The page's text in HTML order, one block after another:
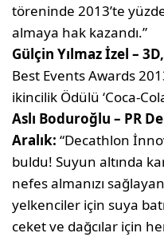
töreninde 2013’te
almaya hak kazandı.”
Gülçin Yılmaz İzel –
Best Events Awards
ikincilik Ödülü ‘Coca-
Aslı Boduroğlu – PR
‎Aralık: “Decathlon
buldu! Suyun altında
nefes almanızı
yelkenciler için suya
ceket ve dağcılar için